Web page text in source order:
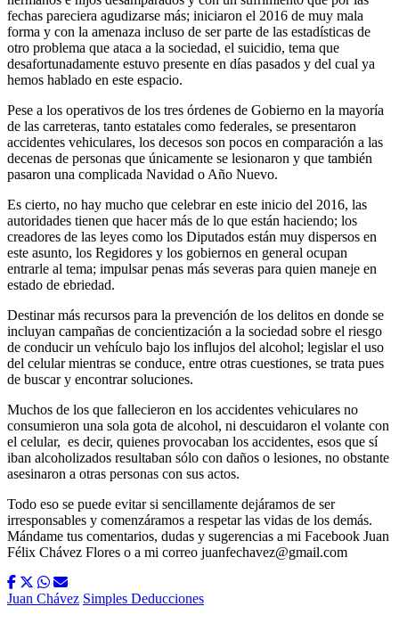
fechas pareciera agudizarse más; iniciaron el 2016 de muy mala
forma y con la amenaza incluso de ser parte de las estadísticas de
otro problema que ataca a la sociedad, el suicidio, tema que
desafortunadamente estuvo presente en días pasados y del cual ya
hemos hablado en este espacio.
Pese a los operativos de los tres órdenes de Gobierno en la mayoría
de las carreteras, tanto estatales como federales, se presentaron
accidentes vehiculares, los decesos son pocos en comparación a las
decenas de personas que únicamente se lesionaron y que también
pasaron una complicada Navidad o Año Nuevo.
Es cierto, no hay mucho que celebrar en este inicio del 2016, las
autoridades tienen que hacer más de lo que están haciendo; los
creadores de las leyes como los Diputados están muy dispersos en
este asunto, los Regidores y los gobiernos en general ocupan
entrarle al tema; impulsar penas más severas para quien maneje en
estado de ebriedad.
Destinar más recursos para la prevención de los delitos en donde se
incluyan campañas de concientización a la sociedad sobre el riesgo
de conducir un vehículo bajo los influjos del alcohol; legislar el uso
del celular mientras se conduce, entre otras cuestiones, se trata pues
de buscar y encontrar soluciones.
Muchos de los que fallecieron en los accidentes vehiculares no
consumieron una sola gota de alcohol, ni descuidaron el volante con
el celular, es decir, quienes provocaban los accidentes, esos que sí
iban alcoholizados resultaban sólo con daños o lesiones, no obstante
asesinaron a otras personas con sus actos.
Todo eso se puede evitar si sencillamente dejáramos de ser
irresponsables y comenzáramos a respetar las vidas de los demás.
Mándame tus comentarios, dudas y sugerencias a mi Facebook Juan
Félix Chávez Flores o a mi correo juanfechavez@gmail.com
Juan Chávez Simples Deducciones